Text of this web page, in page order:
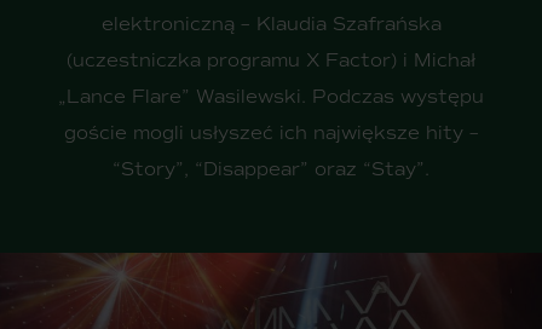
elektroniczną – Klaudia Szafrańska
(uczestniczka programu X Factor) i Michał
„Lance Flare” Wasilewski. Podczas występu
goście mogli usłyszeć ich największe hity –
“Story”, “Disappear” oraz “Stay”.